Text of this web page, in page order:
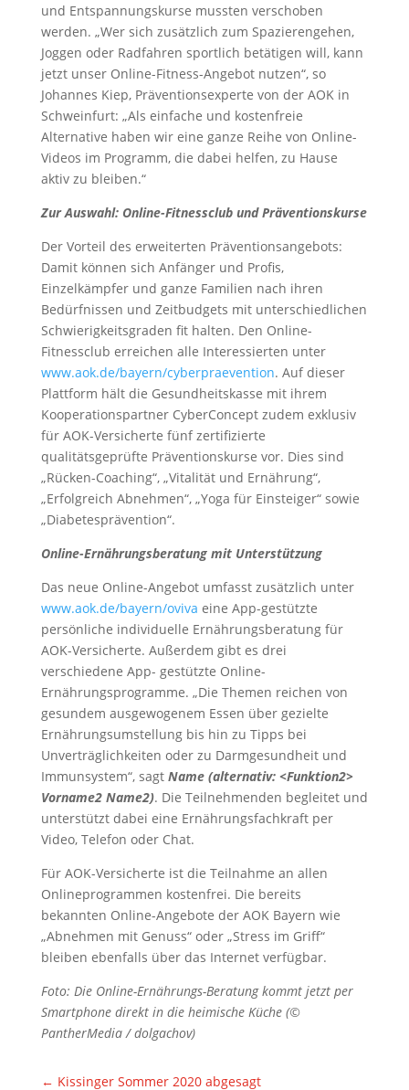
und Entspannungskurse mussten verschoben
werden. „Wer sich zusätzlich zum Spazierengehen,
Joggen oder Radfahren sportlich betätigen will, kann
jetzt unser Online-Fitness-Angebot nutzen“, so
Johannes Kiep, Präventionsexperte von der AOK in
Schweinfurt: „Als einfache und kostenfreie
Alternative haben wir eine ganze Reihe von Online-
Videos im Programm, die dabei helfen, zu Hause
aktiv zu bleiben.“
Zur Auswahl: Online-Fitnessclub und Präventionskurse
Der Vorteil des erweiterten Präventionsangebots:
Damit können sich Anfänger und Profis,
Einzelkämpfer und ganze Familien nach ihren
Bedürfnissen und Zeitbudgets mit unterschiedlichen
Schwierigkeitsgraden fit halten. Den Online-
Fitnessclub erreichen alle Interessierten unter
www.aok.de/bayern/cyberpraevention. Auf dieser
Plattform hält die Gesundheitskasse mit ihrem
Kooperationspartner CyberConcept zudem exklusiv
für AOK-Versicherte fünf zertifizierte
qualitätsgeprüfte Präventionskurse vor. Dies sind
„Rücken-Coaching“, „Vitalität und Ernährung“,
„Erfolgreich Abnehmen“, „Yoga für Einsteiger“ sowie
„Diabetesprävention“.
Online-Ernährungsberatung mit Unterstützung
Das neue Online-Angebot umfasst zusätzlich unter
www.aok.de/bayern/oviva eine App-gestützte
persönliche individuelle Ernährungsberatung für
AOK-Versicherte. Außerdem gibt es drei
verschiedene App- gestützte Online-
Ernährungsprogramme. „Die Themen reichen von
gesundem ausgewogenem Essen über gezielte
Ernährungsumstellung bis hin zu Tipps bei
Unverträglichkeiten oder zu Darmgesundheit und
Immunsystem“, sagt Name (alternativ: <Funktion2>
Vorname2 Name2). Die Teilnehmenden begleitet und
unterstützt dabei eine Ernährungsfachkraft per
Video, Telefon oder Chat.
Für AOK-Versicherte ist die Teilnahme an allen
Onlineprogrammen kostenfrei. Die bereits
bekannten Online-Angebote der AOK Bayern wie
„Abnehmen mit Genuss“ oder „Stress im Griff“
bleiben ebenfalls über das Internet verfügbar.
Foto: Die Online-Ernährungs-Beratung kommt jetzt per
Smartphone direkt in die heimische Küche (©
PantherMedia / dolgachov)
← Kissinger Sommer 2020 abgesagt